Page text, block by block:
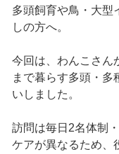
多頭飼育や鳥・大型
しの方へ。
今回は、わんこさん
まで暮らす多頭・多
いしました。
訪問は毎日2名体制
ケアが異なるため、